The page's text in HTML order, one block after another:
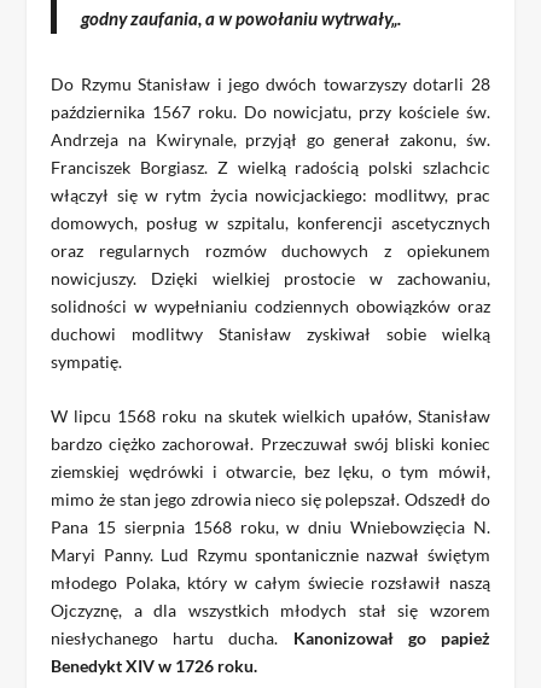
godny zaufania, a w powołaniu wytrwały„.
Do Rzymu Stanisław i jego dwóch towarzyszy dotarli 28
października 1567 roku. Do nowicjatu, przy kościele św.
Andrzeja na Kwirynale, przyjął go generał zakonu, św.
Franciszek Borgiasz. Z wielką radością polski szlachcic
włączył się w rytm życia nowicjackiego: modlitwy, prac
domowych, posług w szpitalu, konferencji ascetycznych
oraz regularnych rozmów duchowych z opiekunem
nowicjuszy. Dzięki wielkiej prostocie w zachowaniu,
solidności w wypełnianiu codziennych obowiązków oraz
duchowi modlitwy Stanisław zyskiwał sobie wielką
sympatię.
W lipcu 1568 roku na skutek wielkich upałów, Stanisław
bardzo ciężko zachorował. Przeczuwał swój bliski koniec
ziemskiej wędrówki i otwarcie, bez lęku, o tym mówił,
mimo że stan jego zdrowia nieco się polepszał. Odszedł do
Pana 15 sierpnia 1568 roku, w dniu Wniebowzięcia N.
Maryi Panny. Lud Rzymu spontanicznie nazwał świętym
młodego Polaka, który w całym świecie rozsławił naszą
Ojczyznę, a dla wszystkich młodych stał się wzorem
niesłychanego hartu ducha. Kanonizował go papież
Benedykt XIV w 1726 roku.